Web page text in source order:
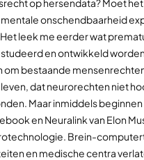
op hersendata? Moet
onschendbaarheid
leek me eerder wat
en ontwikkeld
om bestaande
dat neurorechten niet
Maar inmiddels
en Neuralink van Elon
Brein-
en medische centra